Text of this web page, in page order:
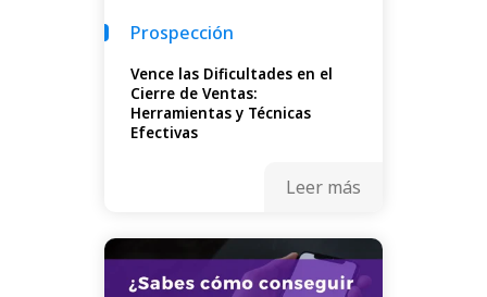
Prospección
Vence las Dificultades en el
Cierre de Ventas:
Herramientas y Técnicas
Efectivas
Leer más